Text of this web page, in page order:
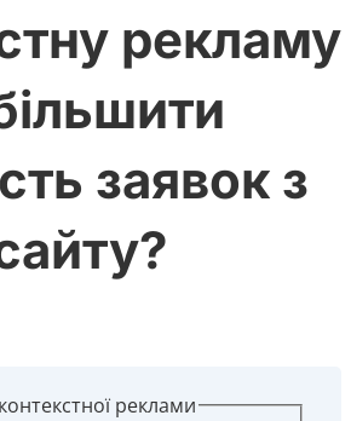
рекламу
заявок з
реклами